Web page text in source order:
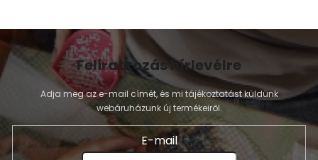
Feliratkozás hírlevélre
Adja meg az e-mail címét, és mi tájékoztatást küldünk
webáruházunk új termékeiről.
E-mail